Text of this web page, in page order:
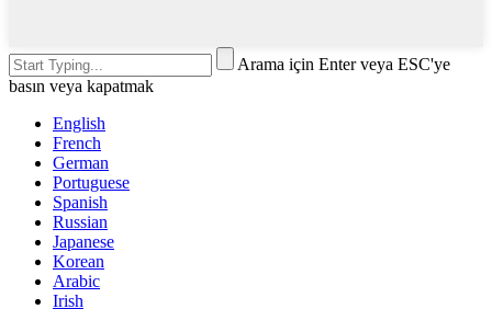
Arama için Enter veya ESC'ye
basın veya kapatmak
English
French
German
Portuguese
Spanish
Russian
Japanese
Korean
Arabic
Irish